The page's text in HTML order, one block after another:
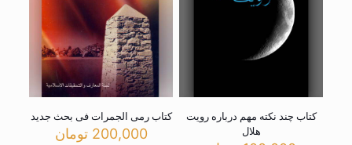
کتاب چند نکته مهم درباره رویت
هلال
کتاب رمی الجمرات فی بحث جدید
200,000 تومان